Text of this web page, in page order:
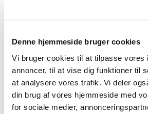
Denne hjemmeside bruger cookies
Vi bruger cookies til at tilpasse vores
annoncer, til at vise dig funktioner til
at analysere vores trafik. Vi deler
din brug af vores hjemmeside med
for sociale medier,
Klokkeringning
præludium
Salme
læsning
Bøn